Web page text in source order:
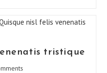
tristique